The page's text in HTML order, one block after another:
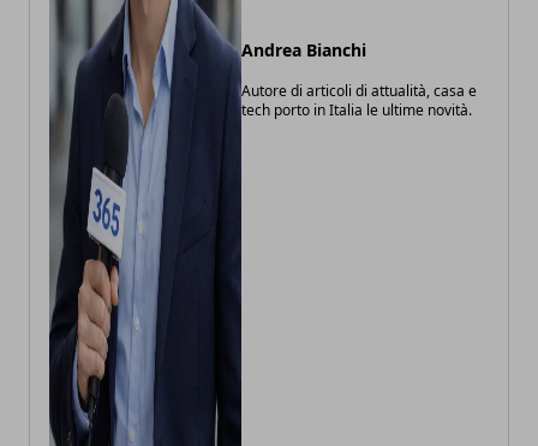
Andrea Bianchi
Autore di articoli di attualità, casa e
tech porto in Italia le ultime novità.